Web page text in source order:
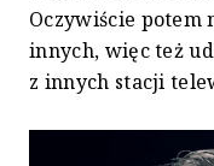
Oczywiście potem
innych, więc też
z innych stacji